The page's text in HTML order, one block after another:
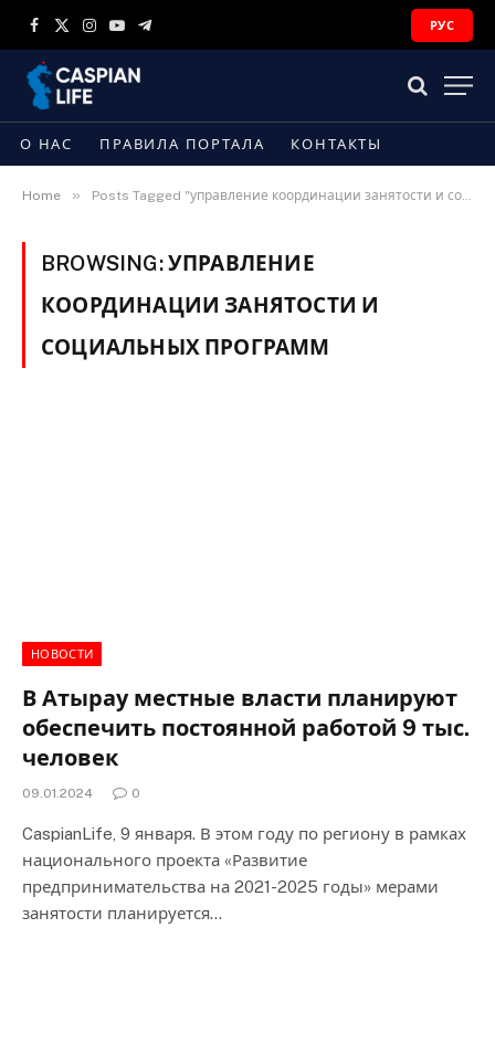
Facebook
X
Instagram
YouTubeTelegram
РУС
О НАС ПРАВИЛА ПОРТАЛА КОНТАКТЫ
Home » Posts Tagged "управление координации занятости и социальных программ"
BROWSING:УПРАВЛЕНИЕ
КООРДИНАЦИИ ЗАНЯТОСТИ И
СОЦИАЛЬНЫХ ПРОГРАММ
НОВОСТИ
В Атырау местные власти планируют
обеспечить постоянной работой 9 тыс.
человек
09.01.2024 0
CaspianLife, 9 января. В этом году по региону в рамках
национального проекта «Развитие
предпринимательства на 2021-2025 годы» мерами
занятости планируется…